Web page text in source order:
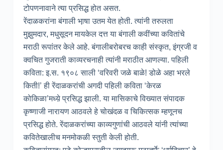
टोपणनावाने त्या प्रसिद्ध होत असत.
रेंदाळकरांना बंगाली भा़षा उतम येत होती. त्यांनी तरुलता
मुझुमदार, मधुसूदन मायकेल दत्त या बंगाली कवींच्या कवितांचे
मराठी रूपांतर केले आहे. बंगालीबरोबरच काही संस्कृत, इंग्रजी व
क्वचित गुजराती काव्यरचनाही त्यांनी मराठीत आणल्या. पहिली
कविता: इ.स. १९०८ साली ‘वरिवरी जळे बाळे! डोळे अहा भरले
किती!’ ही रेंदाळकरांची अगदी पहिली कविता ‘केरळ
कोकिळा’मध्य़े प्रसिद्ध झाली. या मासिकाचे विख्यात संपादक
कृष्णाजी नारायण आठवले हे चोखंदळ व चिकित्सक म्हणूनच
प्रसिद्ध होते. रेंदाळकरांच्या काव्यगुणांची आठवले यांनी त्यांच्या
कवितेखालीच मनमोकळी स्तुती केली होती.